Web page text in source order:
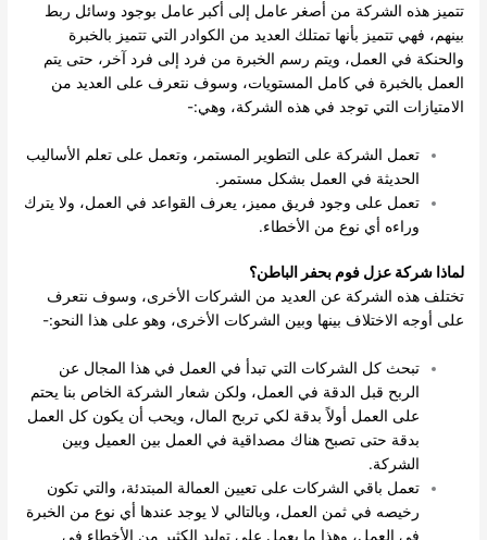
تتميز هذه الشركة من أصغر عامل إلى أكبر عامل بوجود وسائل ربط
بينهم، فهي تتميز بأنها تمتلك العديد من الكوادر التي تتميز بالخبرة
والحنكة في العمل، ويتم رسم الخبرة من فرد إلى فرد آخر، حتى يتم
العمل بالخبرة في كامل المستويات، وسوف نتعرف على العديد من
الامتيازات التي توجد في هذه الشركة، وهي:-
تعمل الشركة على التطوير المستمر، وتعمل على تعلم الأساليب
الحديثة في العمل بشكل مستمر.
تعمل على وجود فريق مميز، يعرف القواعد في العمل، ولا يترك
وراءه أي نوع من الأخطاء.
لماذا شركة عزل فوم بحفر الباطن؟
تختلف هذه الشركة عن العديد من الشركات الأخرى، وسوف نتعرف
على أوجه الاختلاف بينها وبين الشركات الأخرى، وهو على هذا النحو:-
تبحث كل الشركات التي تبدأ في العمل في هذا المجال عن
الربح قبل الدقة في العمل، ولكن شعار الشركة الخاص بنا يحتم
على العمل أولاً بدقة لكي تربح المال، ويحب أن يكون كل العمل
بدقة حتى تصبح هناك مصداقية في العمل بين العميل وبين
الشركة.
تعمل باقي الشركات على تعيين العمالة المبتدئة، والتي تكون
رخيصه في ثمن العمل، وبالتالي لا يوجد عندها أي نوع من الخبرة
في العمل، وهذا ما يعمل على توليد الكثير من الأخطاء في